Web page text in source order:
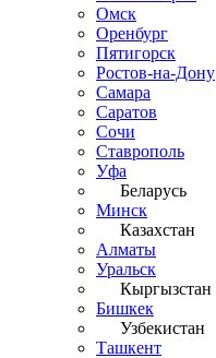
Омск
Оренбург
Пятигорск
Ростов-на-Дону
Самара
Саратов
Сочи
Ставрополь
Уфа
Беларусь
Минск
Казахстан
Алматы
Уральск
Кыргызстан
Бишкек
Узбекистан
Ташкент